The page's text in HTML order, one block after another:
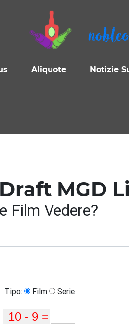
Aliquote Notizie
MGD
Film Vedere?
Tipo: Film Serie